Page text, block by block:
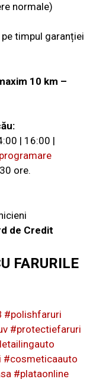
normale)
timpul garanției
10 km –
:
| 16:00 |
ore.
de Credit
FARURILE
#polishfaruri
#protectiefaruri
#cosmeticaauto
#plataonline